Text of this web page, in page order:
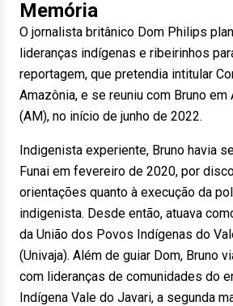
Memória
O jornalista britânico Dom Philips
lideranças indígenas e ribeirinhos
reportagem, que pretendia intitular
Amazônia, e se reuniu com Bruno em
(AM), no início de junho de 2022.
Indigenista experiente, Bruno havia
Funai em fevereiro de 2020, por
orientações quanto à execução da
indigenista. Desde então, atuava
da União dos Povos Indígenas do
(Univaja). Além de guiar Dom, Bruno
com lideranças de comunidades do
Indígena Vale do Javari, a segunda